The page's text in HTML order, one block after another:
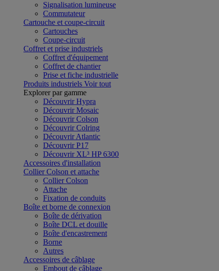
Signalisation lumineuse
Commutateur
Cartouche et coupe-circuit
Cartouches
Coupe-circuit
Coffret et prise industriels
Coffret d'équipement
Coffret de chantier
Prise et fiche industrielle
Produits industriels Voir tout
Explorer par gamme
Découvrir Hypra
Découvrir Mosaic
Découvrir Colson
Découvrir Colring
Découvrir Atlantic
Découvrir P17
Découvrir XL³ HP 6300
Accessoires d'installation
Collier Colson et attache
Collier Colson
Attache
Fixation de conduits
Boîte et borne de connexion
Boîte de dérivation
Boîte DCL et douille
Boîte d'encastrement
Borne
Autres
Accessoires de câblage
Embout de câblage